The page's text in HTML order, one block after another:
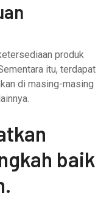
produk
itu, terdapat
di masing-masing
baik